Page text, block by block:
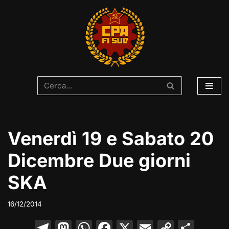
Venerdì 19 e Sabato 20
Dicembre Due giorni
SKA
16/12/2014